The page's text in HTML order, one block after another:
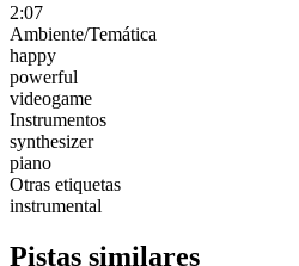
2:07
Ambiente/Temática
happy
powerful
videogame
Instrumentos
synthesizer
piano
Otras etiquetas
instrumental
Pistas similares